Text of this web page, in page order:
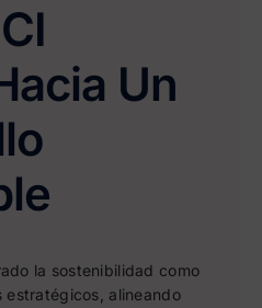
Un
la sostenibilidad como
estratégicos, alineando